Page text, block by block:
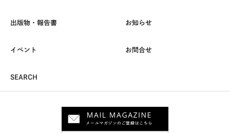
出版物・報告書 お知らせ
イベント お問合せ
SEARCH